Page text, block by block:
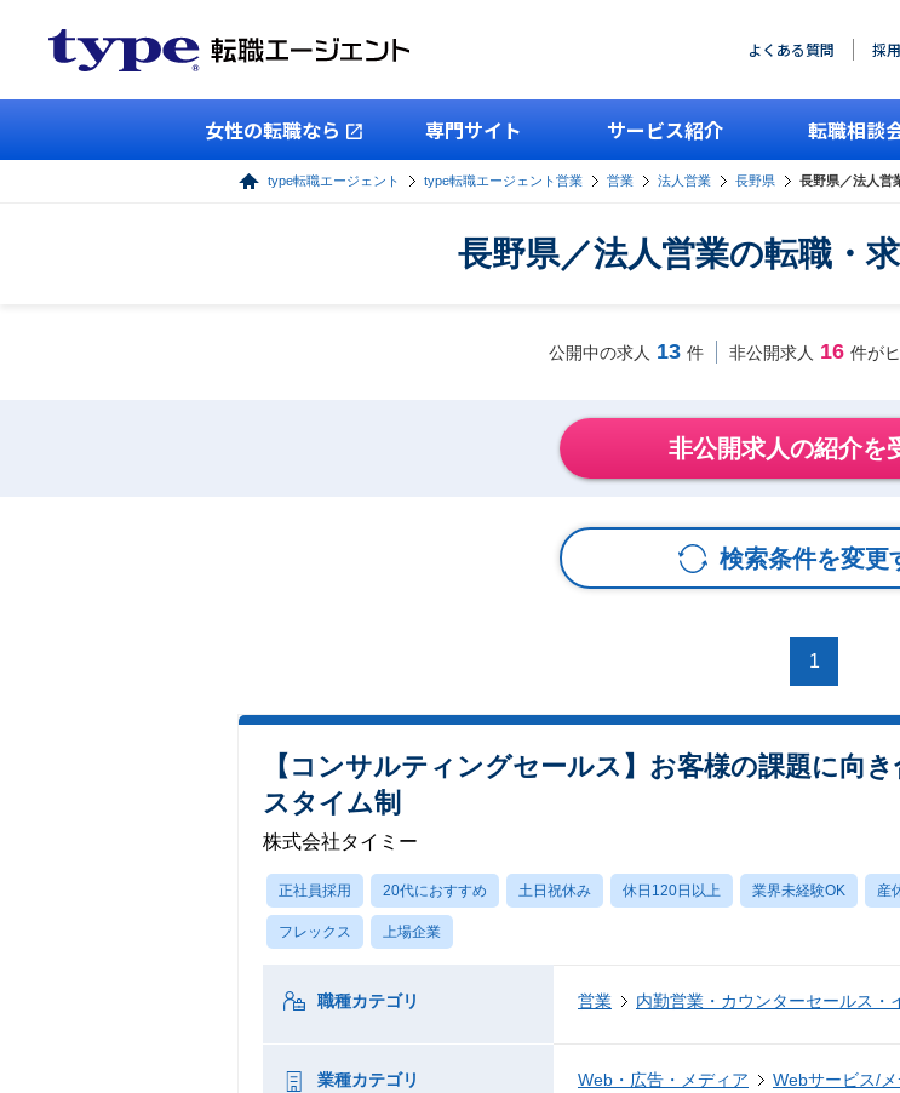
よくある質問 採
女性の転職なら 専門サイト サービス紹介 転職相談
type転職エージェント type転職エージェント営業 営業 法人営業 長野県 長野県／法人営
長野県／法人営業の転職・
公開中の求人 13 件 非公開求人 16 件が
非公開求人の紹介を
検索条件を変更
1
【コンサルティングセールス】お客様の課題に向
スタイム制
株式会社タイミー
正社員採用 20代におすすめ 土日祝休み 休日120日以上 業界未経験OK 産
フレックス 上場企業
職種カテゴリ 営業 内勤営業・カウンターセールス・
業種カテゴリ Web・広告・メディア Webサービス/メ